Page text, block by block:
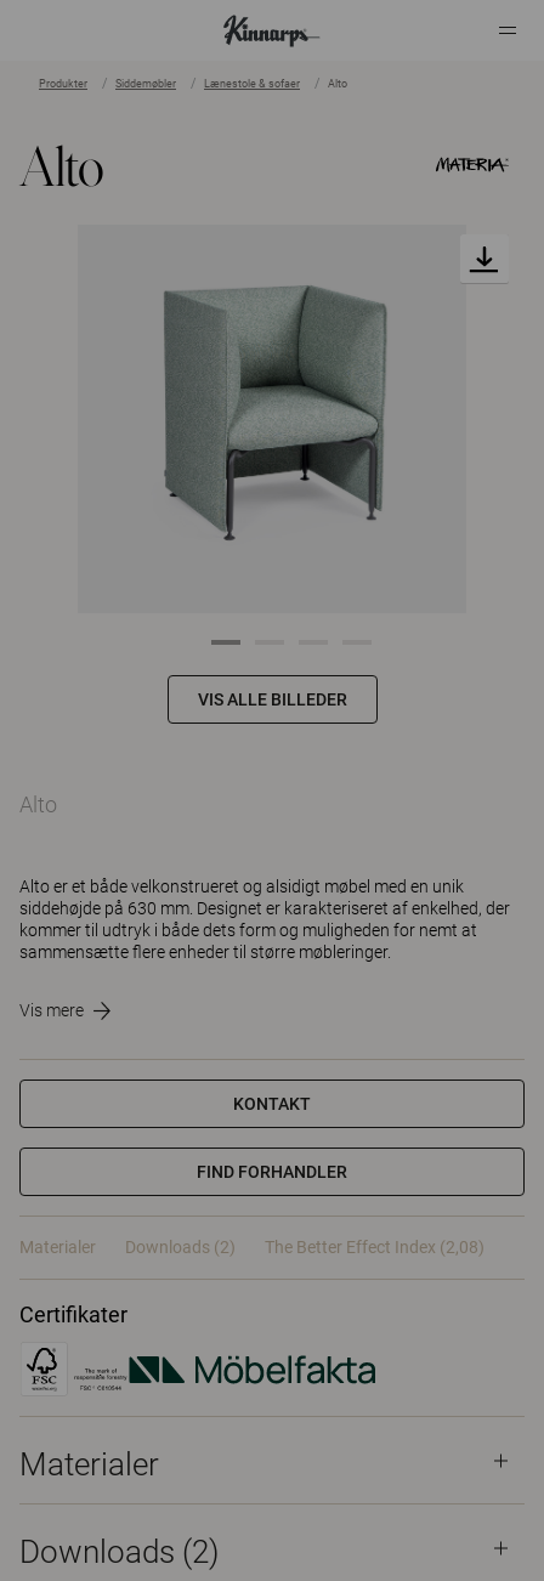
Produkter Siddemøbler Lænestole & sofaer Alto
Alto
VIS ALLE BILLEDER
Alto
Alto er et både velkonstrueret og alsidigt møbel med en unik
siddehøjde på 630 mm. Designet er karakteriseret af enkelhed, der
kommer til udtryk i både dets form og muligheden for nemt at
sammensætte flere enheder til større møbleringer.
Vis mere
KONTAKT
FIND FORHANDLER
Materialer Downloads (2) The Better Effect Index (2,08)
Certifikater
Materialer
Downloads (2)